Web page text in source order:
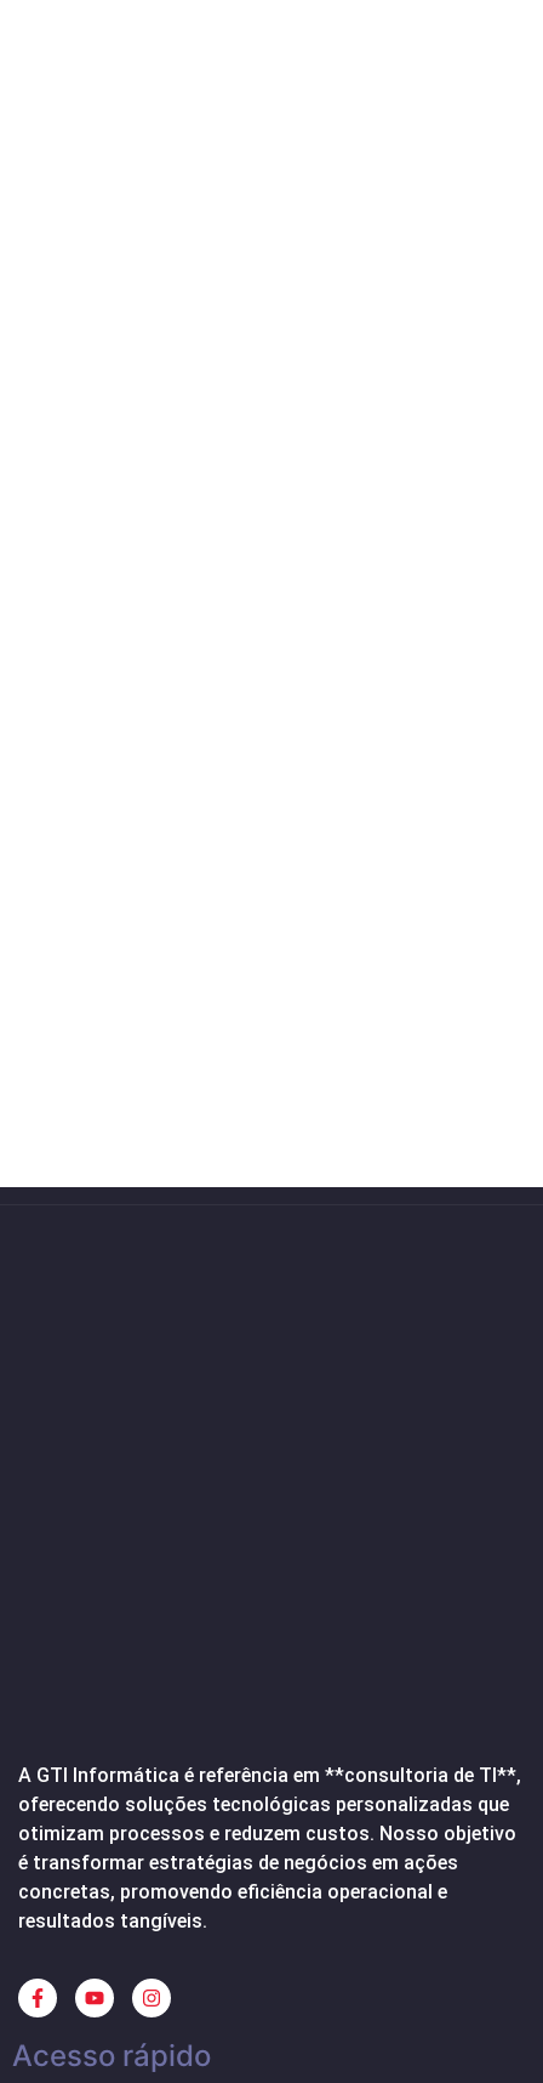
A GTI Informática é referência em **consultoria de TI**,
oferecendo soluções tecnológicas personalizadas que
otimizam processos e reduzem custos. Nosso objetivo
é transformar estratégias de negócios em ações
concretas, promovendo eficiência operacional e
resultados tangíveis.
Acesso rápido